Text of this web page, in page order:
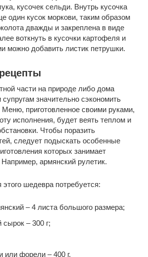
кусочек сельди. Внутрь кусочка
один кусок моркови, таким образом
дважды и закреплена в виде
воткнуть в кусочки картофеля и
можно добавить листик петрушки.
части на природе либо дома
значительно сэкономить
приготовленное своими руками,
исполнения, будет веять теплом и
Чтобы поразить
следует подыскать особенные
которых занимает
армянский рулетик.
этого шедевра потребуется:
– 4 листа большого размера;
– 300 г;
или форели – 400 г.